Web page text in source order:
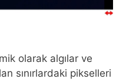
olarak algılar ve
sınırlardaki pikselleri